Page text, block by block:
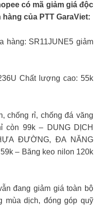
có mã giảm giá độc
của PTT GaraViet:
hàng: SR11JUNE5 giảm
Chất lượng cao: 55k
chống rỉ, chống đá văng
còn 99k – DUNG DỊCH
ĐƯỜNG, ĐA NĂNG
– Băng keo nilon 120k
đang giảm giá toàn bộ
mùa dịch, đóng góp quỹ